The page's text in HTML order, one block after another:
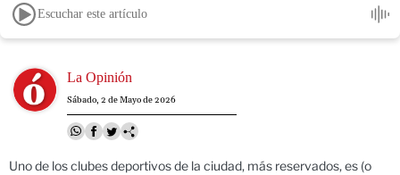
Escuchar este artículo
Image La Opinión
Sábado, 2 de Mayo de 2026
Uno de los clubes deportivos de la ciudad, más reservados, es (o